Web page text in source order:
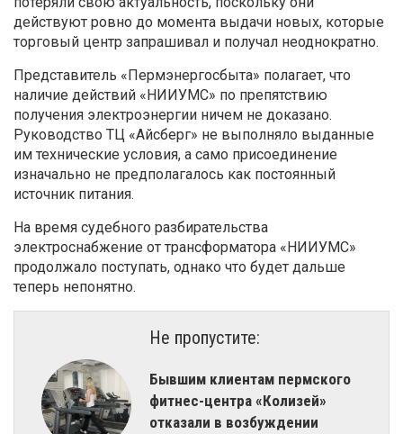
действуют ровно до момента выдачи новых, которые
торговый центр запрашивал и получал неоднократно.
Представитель «Пермэнергосбыта» полагает, что
наличие действий «НИИУМС» по препятствию
получения электроэнергии ничем не доказано.
Руководство ТЦ «Айсберг» не выполняло выданные
им технические условия, а само присоединение
изначально не предполагалось как постоянный
источник питания.
На время судебного разбирательства
электроснабжение от трансформатора «НИИУМС»
продолжало поступать, однако что будет дальше
теперь непонятно.
Не пропустите:
Бывшим клиентам пермского
фитнес-центра «Колизей»
отказали в возбуждении